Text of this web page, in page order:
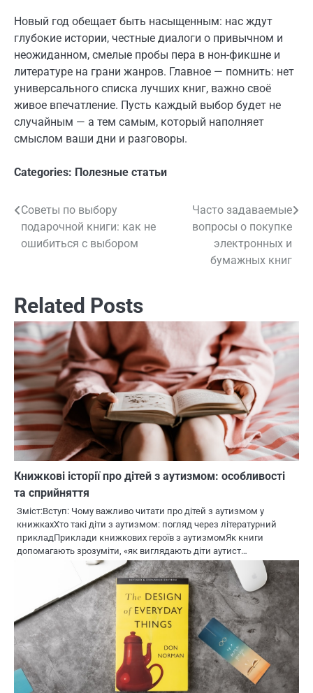
Новый год обещает быть насыщенным: нас ждут
глубокие истории, честные диалоги о привычном и
неожиданном, смелые пробы пера в нон-фикшне и
литературе на грани жанров. Главное — помнить: нет
универсального списка лучших книг, важно своё
живое впечатление. Пусть каждый выбор будет не
случайным — а тем самым, который наполняет
смыслом ваши дни и разговоры.
Categories: Полезные статьи
Навигация
по
Советы по выбору
подарочной книги: как не
ошибиться с выбором
Часто задаваемые
вопросы о покупке
электронных и
бумажных книг
Related Posts
Книжкові історії про дітей з аутизмом: особливості
та сприйняття
Зміст:Вступ: Чому важливо читати про дітей з аутизмом у
книжкахХто такі діти з аутизмом: погляд через літературний
прикладПриклади книжкових героїв з аутизмомЯк книги
допомагають зрозуміти, «як виглядають діти аутист…